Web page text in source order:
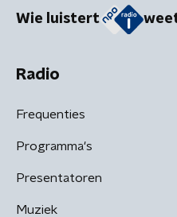
Wie luistert
Radio
Frequenties
Programma's
Presentatoren
Muziek